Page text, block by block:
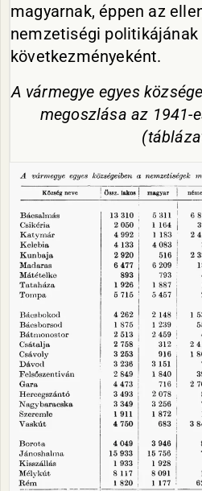
magyarnak, éppen az
nemzetiségi politikájának
következményeként.
A vármegye egyes
megoszlása az 1941-